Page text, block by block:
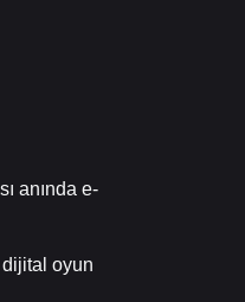
anında e-
dijital oyun